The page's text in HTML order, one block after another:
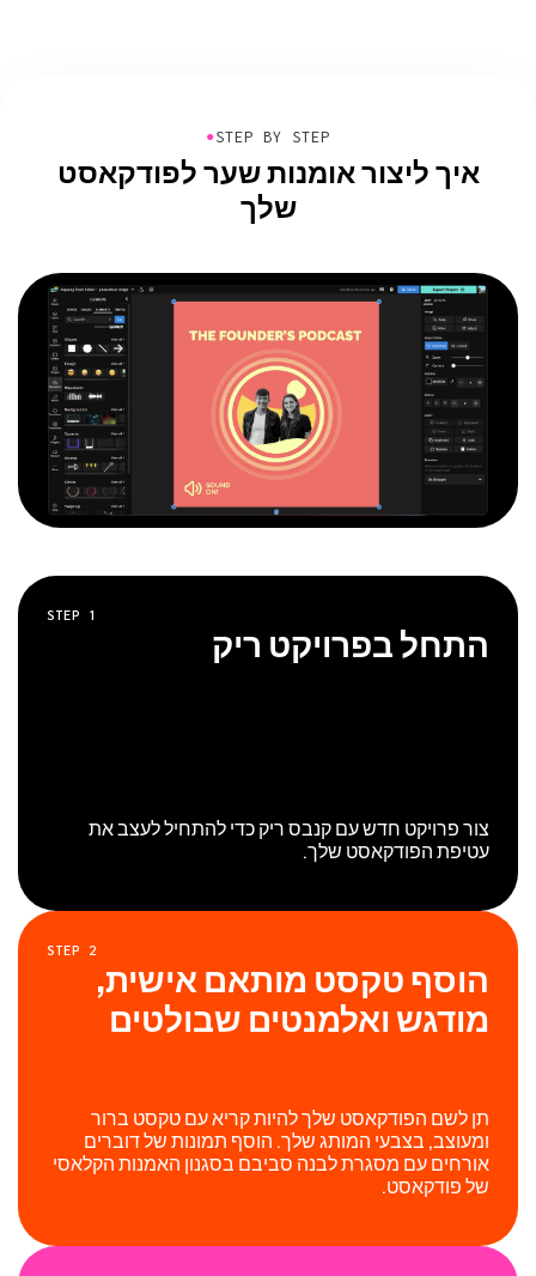
●STEP BY STEP
איך ליצור אומנות שער לפודקאסט
שלך
STEP 1
התחל בפרויקט ריק
צור פרויקט חדש עם קנבס ריק כדי להתחיל לעצב את
עטיפת הפודקאסט שלך.
STEP 2
הוסף טקסט מותאם אישית,
מודגש ואלמנטים שבולטים
תן לשם הפודקאסט שלך להיות קריא עם טקסט ברור
ומעוצב, בצבעי המותג שלך. הוסף תמונות של דוברים
אורחים עם מסגרת לבנה סביבם בסגנון האמנות הקלאסי
של פודקאסט.